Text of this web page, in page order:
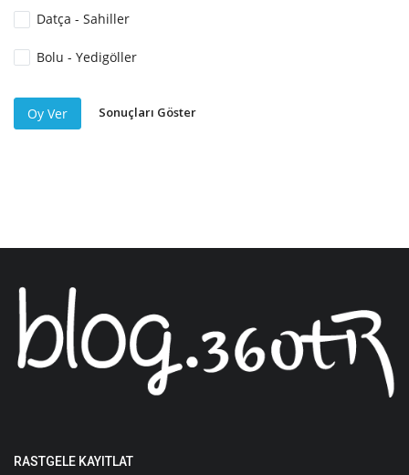
Datça - Sahiller
Bolu - Yedigöller
Oy Ver Sonuçları Göster
RASTGELE KAYITLAT